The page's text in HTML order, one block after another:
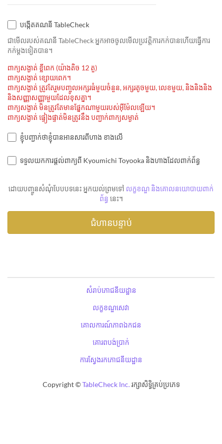
បង្កើតគណនី TableCheck
ជាមេីលរបស់គណនី TableCheck អ្នកអាចចូលមើលប្រវត្តិការកក់បានហើយធ្វើការ
កក់ម្ដងទៀតបាន។
ពាក្យសង្ងាត់ ខ្លីពេក (យ៉ាងតិច 12 តួ)
ពាក្យសង្ងាត់ ខ្សោយពេក។
ពាក្យសង្ងាត់ ត្រូវតែរួមបញ្ចូលអក្សរធំមួយចំនួន, អក្សរតូចមួយ, លេខមួយ, និងនិងនិង
និងសញ្ញាសញ្ញាមួយដែលខុសគ្នា។
ពាក្យសង្ងាត់ មិនត្រូវតែមានផ្នែកណាមួយរបស់អ៊ីម៉ែលឡើយ។
ពាក្យសង្ងាត់ ផ្ទៀងផ្ទាត់មិនត្រូវនឹង បញ្ជាក់ពាក្យសម្ងាត់
ខ្ញុំបញ្ជាក់ថាខ្ញុំបានអានសារពីហាង ខាងលើ
ទទួលយកការផ្តល់ពាក្យពី Kyoumichi Toyooka និងហាងដែលពាក់ព័ន្ធ
ដោយបញ្ចូនសំណុំបែបបទនេះ អ្នកយល់ព្រមទៅ លក្ខខណ្ឌ និងគោលនយោបាយពាក់
ព័ន្ធ នេះ។
សំរាប់ភោជនីយដ្ឋាន
លក្ខខណ្ឌសេវា
គោលការណ៍ភាពឯកជន
គោរពបង់ប្រាក់
ការស្វែងរកភោជនីយដ្ឋាន
Copyright ©TableCheck Inc.រក្សាសិទ្ធិគ្រប់ប្រភេទ